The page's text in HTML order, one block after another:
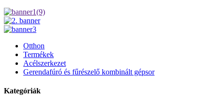
Otthon
Termékek
Acélszerkezet
Gerendafúró és fűrészelő kombinált gépsor
Kategóriák